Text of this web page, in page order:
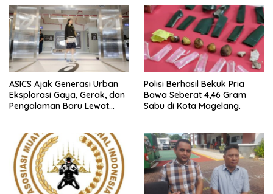
ASICS Ajak Generasi Urban
Eksplorasi Gaya, Gerak, dan
Pengalaman Baru Lewat
Polisi Berhasil Bekuk Pria
Bawa Seberat 4,46 Gram
Sabu di Kota Magelang.